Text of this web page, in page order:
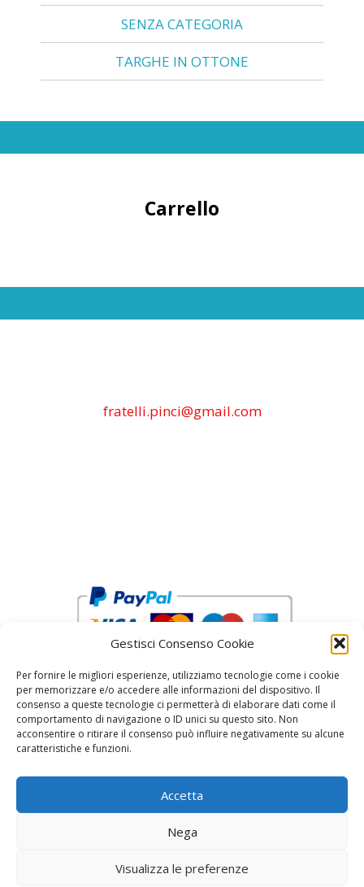
Gestisci Consenso Cookie
Per fornire le migliori esperienze, utilizziamo tecnologie come i cookie
per memorizzare e/o accedere alle informazioni del dispositivo. Il
consenso a queste tecnologie ci permetterà di elaborare dati come il
comportamento di navigazione o ID unici su questo sito. Non
acconsentire o ritirare il consenso può influire negativamente su alcune
caratteristiche e funzioni.
Accetta
Nega
Visualizza le preferenze
SENZA CATEGORIA
TARGHE IN OTTONE
Carrello
fratelli.pinci@gmail.com
reCAPTCHA Google’s Privacy Policy and
© 2026 Fratelli Pinci by Fonderia Fattorini